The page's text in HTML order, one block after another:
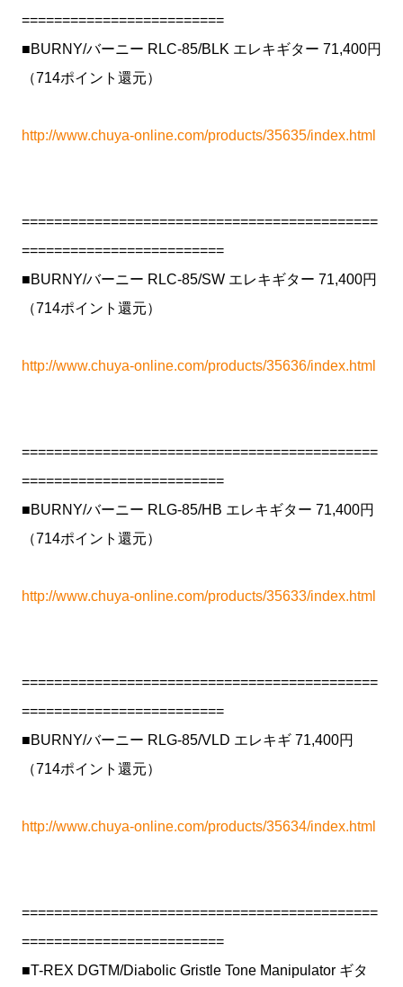
=========================
■BURNY/バーニー RLC-85/BLK エレキギター 71,400円
（714ポイント還元）
http://www.chuya-online.com/products/35635/index.html
============================================
=========================
■BURNY/バーニー RLC-85/SW エレキギター 71,400円
（714ポイント還元）
http://www.chuya-online.com/products/35636/index.html
============================================
=========================
■BURNY/バーニー RLG-85/HB エレキギター 71,400円
（714ポイント還元）
http://www.chuya-online.com/products/35633/index.html
============================================
=========================
■BURNY/バーニー RLG-85/VLD エレキギ 71,400円
（714ポイント還元）
http://www.chuya-online.com/products/35634/index.html
============================================
=========================
■T-REX DGTM/Diabolic Gristle Tone Manipulator ギタ